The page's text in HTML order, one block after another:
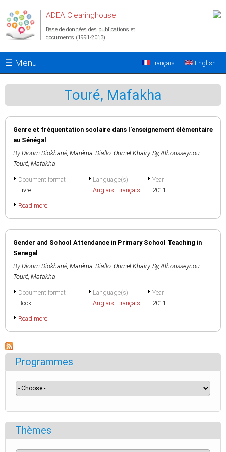
ADEA Clearinghouse
Base de données des publications et
documents (1991-2013)
☰ Menu English
Français
Touré, Mafakha
Genre et fréquentation scolaire dans l'enseignement élémentaire
au Sénégal
By Dioum Diokhané, Maréma, Diallo, Oumel Khairy, Sy, Alhousseynou,
Touré, Mafakha
Document format
Livre
Language(s)
Anglais, Français
Year
2011
Read more
Gender and School Attendance in Primary School Teaching in
Senegal
By Dioum Diokhané, Maréma, Diallo, Oumel Khairy, Sy, Alhousseynou,
Touré, Mafakha
Document format
Book
Language(s)
Anglais, Français
Year
2011
Read more
Programmes
Thèmes